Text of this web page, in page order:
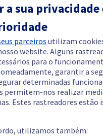
a sua privacidade
parceiros utilizam
website. Alguns
para o
garantir a
determinadas
permitem-nos realizar
Estes rastreadores estão
utilizamos também: